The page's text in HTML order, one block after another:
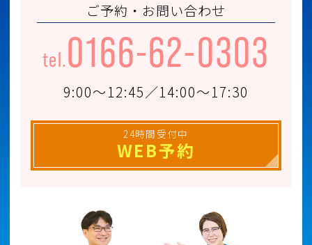
ご予約・お問い合わせ
tel.0166-62-0303
9:00～12:45／14:00～17:30
24時間受付中
WEB予約